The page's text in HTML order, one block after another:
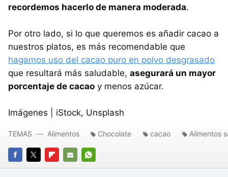
recordemos hacerlo de manera moderada.
Por otro lado, si lo que queremos es añadir cacao a
nuestros platos, es más recomendable que
hagamos uso del cacao puro en polvo desgrasado
que resultará más saludable, asegurará un mayor
porcentaje de cacao y menos azúcar.
Imágenes | iStock, Unsplash
FACEBOOK
TWITTERFLIPBOARD
E-
WHATSAPP
TEMAS Alimentos Chocolate cacao Alimentos